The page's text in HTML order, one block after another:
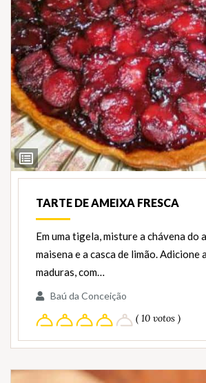
Ver
Ingredientes
TARTE DE AMEIXA FRESCA
Em uma tigela, misture a chávena do
maisena e a casca de limão. Adicione
maduras, com…
Baú da Conceição
( 10 votos )